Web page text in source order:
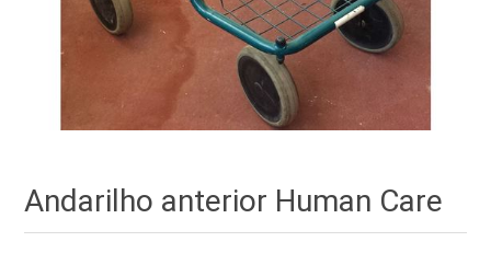
Andarilho anterior Human Care